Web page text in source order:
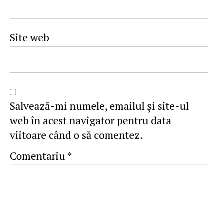
Site web
Salvează-mi numele, emailul și site-ul
web în acest navigator pentru data
viitoare când o să comentez.
Comentariu*